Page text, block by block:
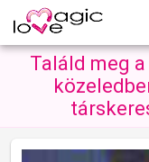
Találd meg